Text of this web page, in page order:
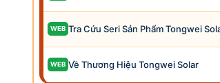
WEB Tra Cứu Seri Sản Phẩm Tongwei
WEB Về Thương Hiệu Tongwei Solar